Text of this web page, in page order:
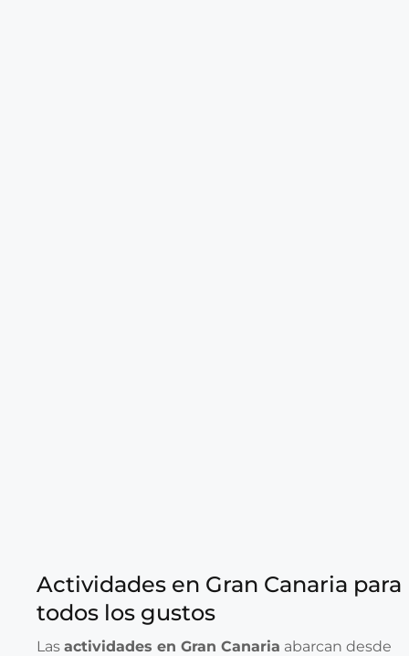
Actividades en Gran Canaria para
todos los gustos
Las actividades en Gran Canaria abarcan desde